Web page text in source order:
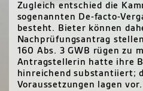
Zugleich entschied die
sogenannten De-facto-
besteht. Bieter können
Nachprüfungsantrag
160 Abs. 3 GWB rügen zu
Antragstellerin hatte ihre
hinreichend substantiiert;
Voraussetzungen lagen vor.